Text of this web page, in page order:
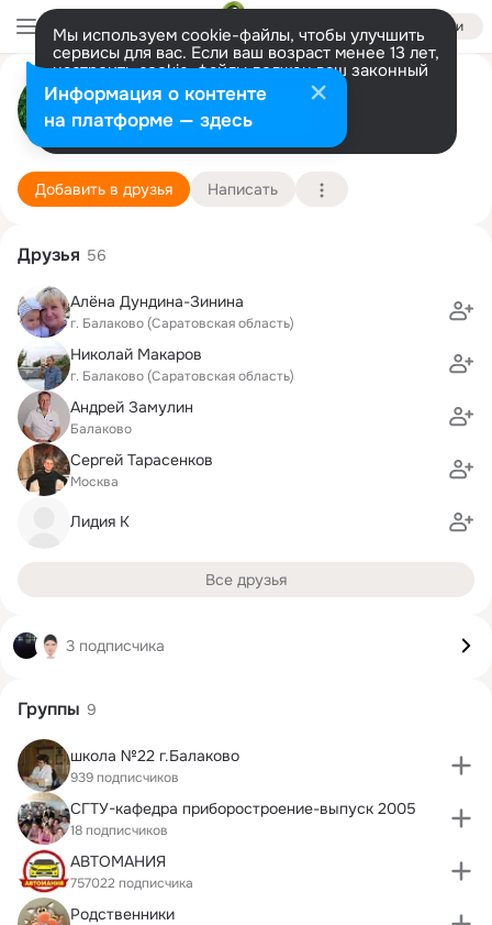
Войти
Мы используем cookie-файлы, чтобы улучшить
сервисы для вас. Если ваш возраст менее 13 лет,
настроить cookie-файлы должен ваш законный
представитель. Больше информации
Разрешить все Настроить
Константин Буданов
Балаково 3 мая (43 года)
Подробнее
Добавить в друзья Написать
Друзья 56
Алёна Дундина-Зинина
г. Балаково (Саратовская область)
Николай Макаров
г. Балаково (Саратовская область)
Андрей Замулин
Балаково
Сергей Тарасенков
Москва
Лидия К
Все друзья
3 подписчика
Группы 9
школа №22 г.Балаково
939 подписчиков
СГТУ-кафедра приборостроение-выпуск 2005
18 подписчиков
АВТОМАНИЯ
757022 подписчика
Родственники
Информация о контенте
на платформе — здесь